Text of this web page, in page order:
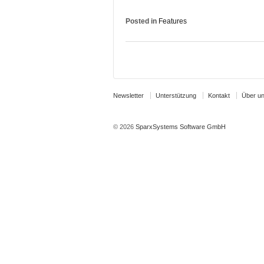
Posted in Features
Newsletter Unterstützung Kontakt Über
© 2026 SparxSystems Software GmbH